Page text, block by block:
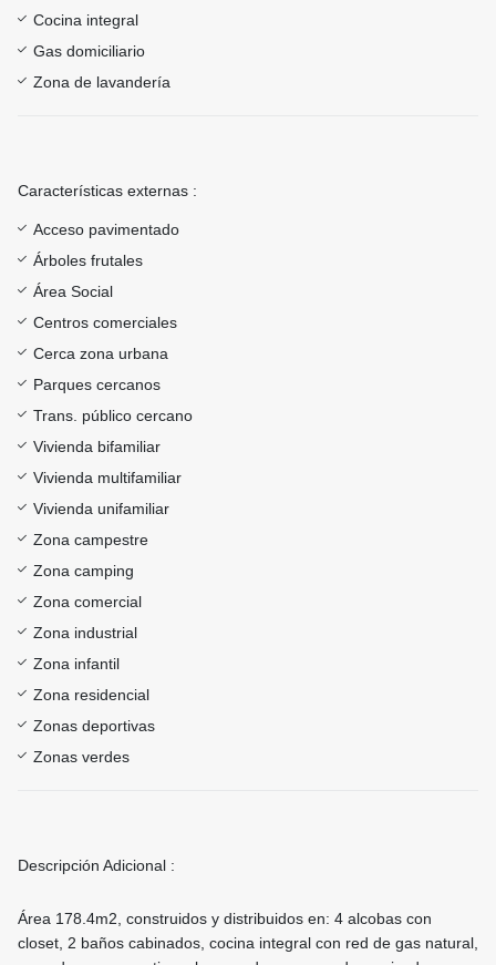
Cocina integral
Gas domiciliario
Zona de lavandería
Características externas :
Acceso pavimentado
Árboles frutales
Área Social
Centros comerciales
Cerca zona urbana
Parques cercanos
Trans. público cercano
Vivienda bifamiliar
Vivienda multifamiliar
Vivienda unifamiliar
Zona campestre
Zona camping
Zona comercial
Zona industrial
Zona infantil
Zona residencial
Zonas deportivas
Zonas verdes
Descripción Adicional :
Área 178.4m2, construidos y distribuidos en: 4 alcobas con
closet, 2 baños cabinados, cocina integral con red de gas natural,